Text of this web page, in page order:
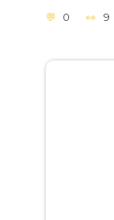
0 9